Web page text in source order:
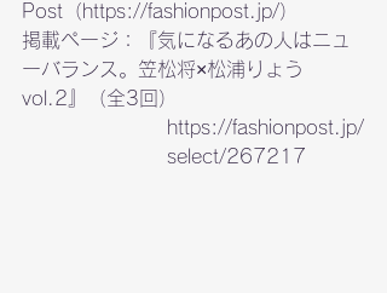
Post（https://fashionpost.jp/）
掲載ページ：『気になるあの人はニュ
ーバランス。笠松将×松浦りょう
vol.2』（全3回）
https://fashionpost.jp/
select/267217